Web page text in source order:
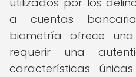
a cuentas
biometría ofrece
requerir una
características